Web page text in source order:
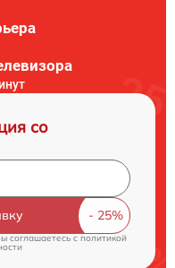
со
соглашаетесь cполитикой